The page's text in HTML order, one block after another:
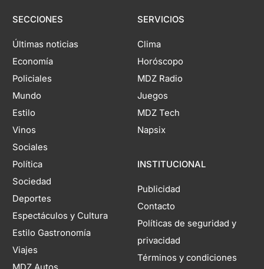
SECCIONES
Últimas noticias
Economía
Policiales
Mundo
Estilo
Vinos
Sociales
Política
Sociedad
Deportes
Espectáculos y Cultura
Estilo Gastronomía
Viajes
SERVICIOS
Clima
Horóscopo
MDZ Radio
Juegos
MDZ Tech
Napsix
INSTITUCIONAL
Publicidad
Contacto
Políticas de seguridad y
privacidad
Términos y condiciones